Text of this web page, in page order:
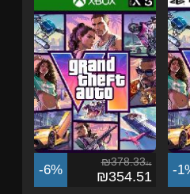
-6% ₪378.33ils
₪354.51 -